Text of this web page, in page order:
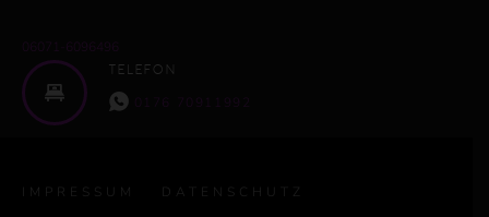
Telefon
IMPRESSUM DATENSCHUTZ